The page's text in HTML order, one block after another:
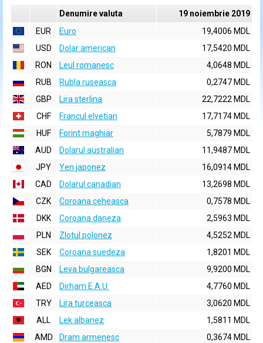
Denumire valuta
19 noiembrie 2019
EUR
Euro
19,4006 MDL
USD
Dolar american
17,5420 MDL
RON
Leul romanesc
4,0648 MDL
RUB
Rubla ruseasca
0,2747 MDL
GBP
Lira sterlina
22,7222 MDL
CHF
Francul elvetian
17,7174 MDL
HUF
Forint maghiar
5,7879 MDL
AUD
Dolarul australian
11,9487 MDL
JPY
Yen japonez
16,0914 MDL
CAD
Dolarul canadian
13,2698 MDL
CZK
Coroana ceheasca
0,7578 MDL
DKK
Coroana daneza
2,5963 MDL
PLN
Zlotul polonez
4,5252 MDL
SEK
Coroana suedeza
1,8201 MDL
BGN
Leva bulgareasca
9,9200 MDL
AED
Dirham E.A.U.
4,7760 MDL
TRY
Lira turceasca
3,0620 MDL
ALL
Lek albanez
1,5811 MDL
AMD
Dram armenesc
0,3674 MDL